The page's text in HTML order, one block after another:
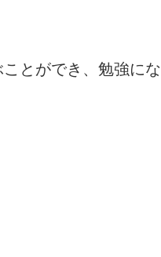
とができ、勉強にな